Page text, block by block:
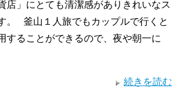
店」にとても清潔感がありきれいなス
。 釜山１人旅でもカップルで行くと
することができるので、夜や朝一に
続きを読む